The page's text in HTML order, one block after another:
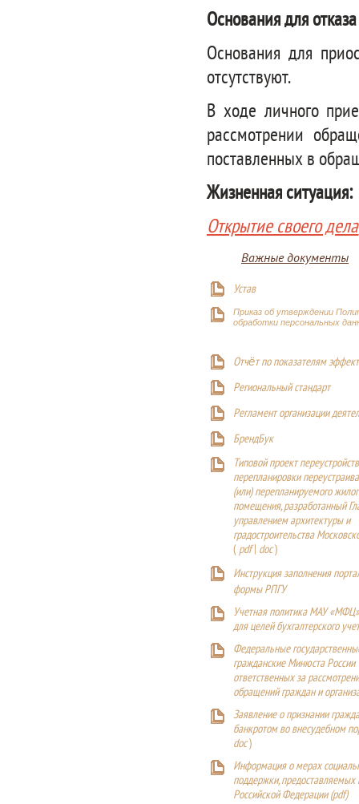
Основания для
Основания для
отсутствуют.
В ходе личного
рассмотрении
поставленных в
Жизненная ситуация:
Открытие своего дела
Важные документы
Устав
Приказ об утверждении
обработки персональных
Отчёт по показателям
Региональный стандарт
Регламент организации
БрендБук
Типовой проект
перепланировки
(или) перепланируемого
помещения, разработанный
управлением архитектуры и
градостроительства
(pdf| doc)
Инструкция заполнения
формы РПГУ
Учетная политика МАУ
для целей бухгалтерского
Федеральные
гражданские Минюста России
ответственных за
обращений граждан и
Заявление о признании
банкротом во внесудебном
doc)
Информация о мерах
поддержки,
Российской Федерации (pdf)